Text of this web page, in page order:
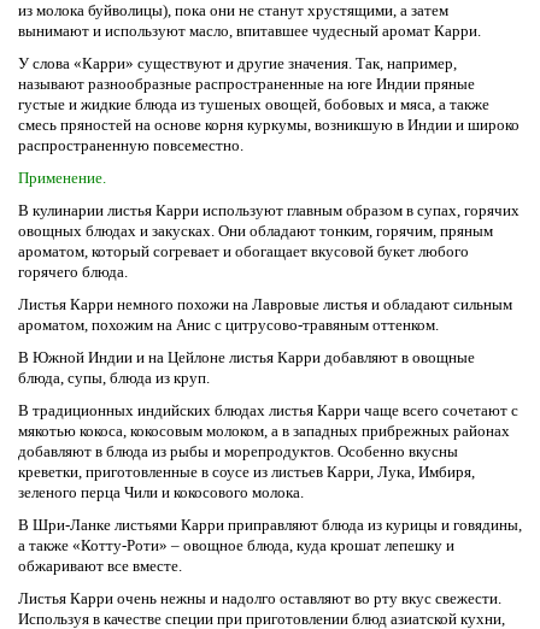
из молока буйволицы), пока они не станут хрустящими, а затем
вынимают и используют масло, впитавшее чудесный аромат Карри.
У слова «Карри» существуют и другие значения. Так, например,
называют разнообразные распространенные на юге Индии пряные
густые и жидкие блюда из тушеных овощей, бобовых и мяса, а также
смесь пряностей на основе корня куркумы, возникшую в Индии и широко
распространенную повсеместно.
Применение.
В кулинарии листья Карри используют главным образом в супах, горячих
овощных блюдах и закусках. Они обладают тонким, горячим, пряным
ароматом, который согревает и обогащает вкусовой букет любого
горячего блюда.
Листья Карри немного похожи на Лавровые листья и обладают сильным
ароматом, похожим на Анис с цитрусово-травяным оттенком.
В Южной Индии и на Цейлоне листья Карри добавляют в овощные
блюда, супы, блюда из круп.
В традиционных индийских блюдах листья Карри чаще всего сочетают с
мякотью кокоса, кокосовым молоком, а в западных прибрежных районах
добавляют в блюда из рыбы и морепродуктов. Особенно вкусны
креветки, приготовленные в соусе из листьев Карри, Лука, Имбиря,
зеленого перца Чили и кокосового молока.
В Шри-Ланке листьями Карри приправляют блюда из курицы и говядины,
а также «Котту-Роти» – овощное блюда, куда крошат лепешку и
обжаривают все вместе.
Листья Карри очень нежны и надолго оставляют во рту вкус свежести.
Используя в качестве специи при приготовлении блюд азиатской кухни,